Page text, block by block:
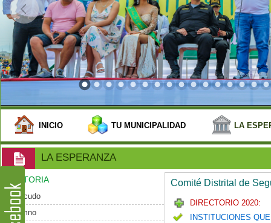
INICIO TU MUNICIPALIDAD LA
LA ESPERANZA
HISTORIA
Escudo
Himno
Comité Distrital de
DIRECTORIO 2020:
INSTITUCIONES